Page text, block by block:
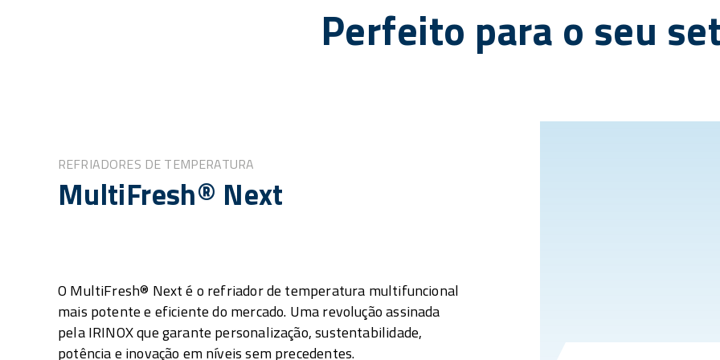
Perfeito para o seu
REFRIADORES DE TEMPERATURA
MultiFresh® Next
O MultiFresh® Next é o refriador de temperatura multifuncional
mais potente e eficiente do mercado. Uma revolução assinada
pela IRINOX que garante personalização, sustentabilidade,
potência e inovação em níveis sem precedentes.